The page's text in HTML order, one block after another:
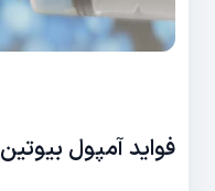
فواید آمپول